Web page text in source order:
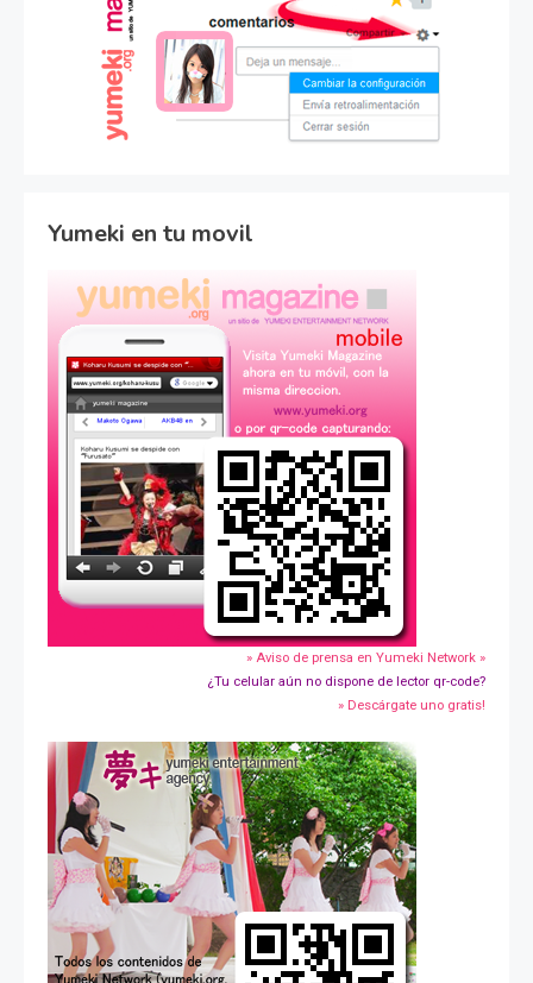
Yumeki en tu movil
» Aviso de prensa en Yumeki Network »
¿Tu celular aún no dispone de lector qr-code?
» Descárgate uno gratis!